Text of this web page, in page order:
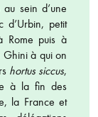
sein d’une
d’Urbin, petit
Rome puis à
Ghini à qui on
hortus siccus,
à la fin des
la France et